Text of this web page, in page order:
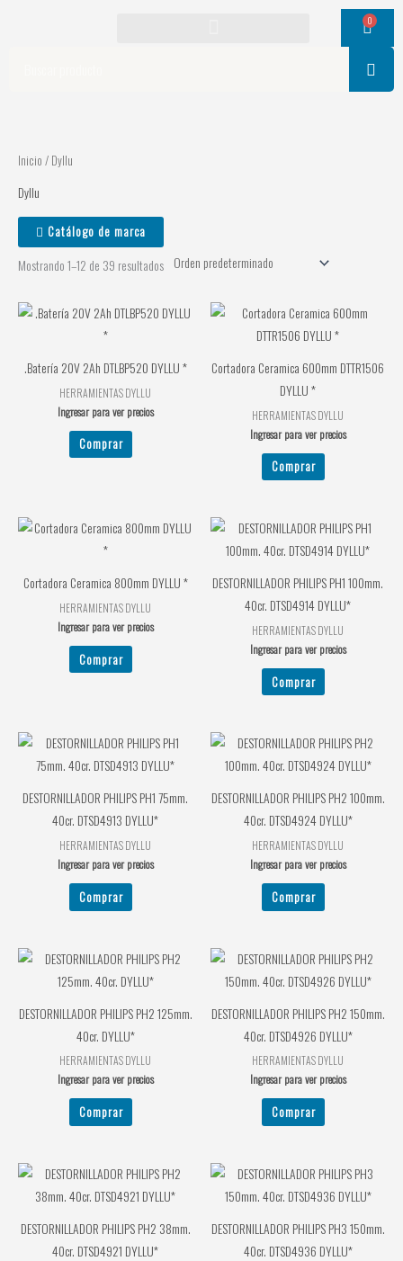
0
Cart
Inicio / Dyllu
Dyllu
Catálogo de marca
Mostrando 1–12 de 39 resultados
.Batería 20V 2Ah DTLBP520 DYLLU *
HERRAMIENTAS DYLLU
Ingresar para ver precios
Comprar
Cortadora Ceramica 600mm DTTR1506
DYLLU *
HERRAMIENTAS DYLLU
Ingresar para ver precios
Comprar
Cortadora Ceramica 800mm DYLLU *
HERRAMIENTAS DYLLU
Ingresar para ver precios
Comprar
DESTORNILLADOR PHILIPS PH1 100mm.
40cr. DTSD4914 DYLLU*
HERRAMIENTAS DYLLU
Ingresar para ver precios
Comprar
DESTORNILLADOR PHILIPS PH1 75mm.
40cr. DTSD4913 DYLLU*
HERRAMIENTAS DYLLU
Ingresar para ver precios
Comprar
DESTORNILLADOR PHILIPS PH2 100mm.
40cr. DTSD4924 DYLLU*
HERRAMIENTAS DYLLU
Ingresar para ver precios
Comprar
DESTORNILLADOR PHILIPS PH2 125mm.
40cr. DYLLU*
HERRAMIENTAS DYLLU
Ingresar para ver precios
Comprar
DESTORNILLADOR PHILIPS PH2 150mm.
40cr. DTSD4926 DYLLU*
HERRAMIENTAS DYLLU
Ingresar para ver precios
Comprar
DESTORNILLADOR PHILIPS PH2 38mm.
40cr. DTSD4921 DYLLU*
DESTORNILLADOR PHILIPS PH3 150mm.
40cr. DTSD4936 DYLLU*